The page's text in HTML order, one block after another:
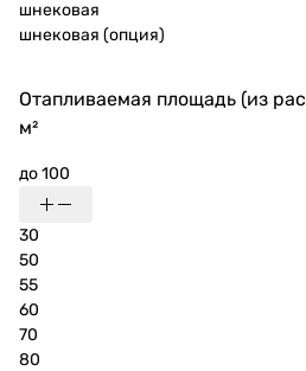
шнековая
шнековая (опция)
Отапливаемая площадь (из
м²
до 100
30
50
55
60
70
80